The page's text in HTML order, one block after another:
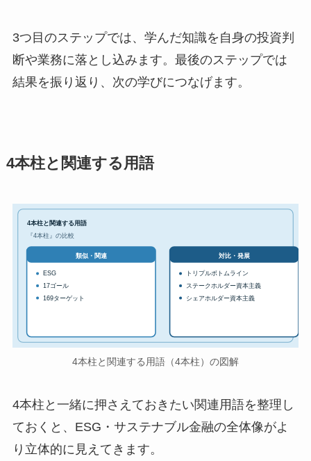
3つ目のステップでは、学んだ知識を自身の投資判
断や業務に落とし込みます。最後のステップでは
結果を振り返り、次の学びにつなげます。
4本柱と関連する用語
4本柱と関連する用語
『4本柱』の比較
類似・関連
ESG
17ゴール
169ターゲット
対比・発展
トリプルボトムライン
ステークホルダー資本主義
シェアホルダー資本主義
4本柱と関連する用語（4本柱）の図解
4本柱と一緒に押さえておきたい関連用語を整理し
ておくと、ESG・サステナブル金融の全体像がよ
り立体的に見えてきます。